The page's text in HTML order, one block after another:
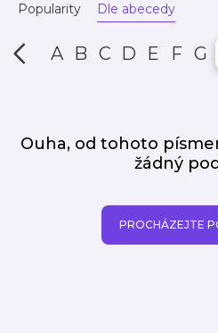
Popularity Dle abecedy
A B C D E F G
Ouha, od tohoto
žádný
PROCHÁZEJTE